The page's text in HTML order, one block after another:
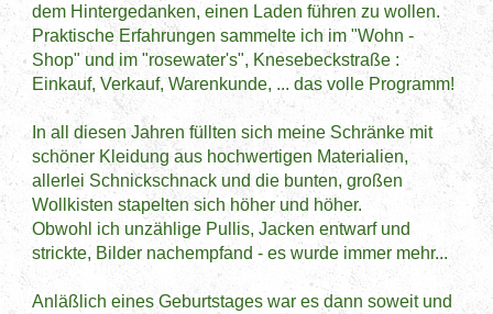
dem Hintergedanken, einen Laden führen zu wollen.
Praktische Erfahrungen sammelte ich im "Wohn -
Shop" und im "rosewater's", Knesebeckstraße :
Einkauf, Verkauf, Warenkunde, ... das volle Programm!
In all diesen Jahren füllten sich meine Schränke mit
schöner Kleidung aus hochwertigen Materialien,
allerlei Schnickschnack und die bunten, großen
Wollkisten stapelten sich höher und höher.
Obwohl ich unzählige Pullis, Jacken entwarf und
strickte, Bilder nachempfand - es wurde immer mehr...
Anläßlich eines Geburtstages war es dann soweit und